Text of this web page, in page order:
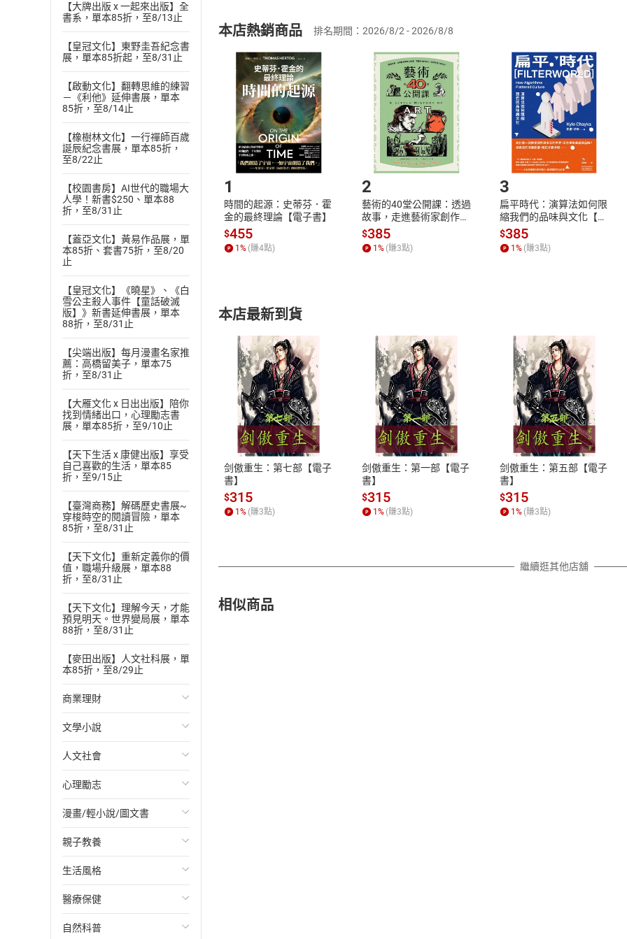
【大牌出版 x 一起來出版】全
書系，單本85折，至8/13止
【皇冠文化】東野圭吾紀念書
展，單本85折起，至8/31止
【啟動文化】翻轉思維的練習
－《利他》延伸書展，單本
85折，至8/14止
【橡樹林文化】一行禪師百歲
誕辰紀念書展，單本85折，
至8/22止
【校園書房】AI世代的職場大
人學！新書$250、單本88
折，至8/31止
【蓋亞文化】黃易作品展，單
本85折、套書75折，至8/20
止
【皇冠文化】《曉星》、《白
雪公主殺人事件【童話破滅
版】》新書延伸書展，單本
88折，至8/31止
【尖端出版】每月漫畫名家推
薦：高橋留美子，單本75
折，至8/31止
【大雁文化 x 日出出版】陪你
找到情緒出口，心理勵志書
展，單本85折，至9/10止
【天下生活 x 康健出版】享受
自己喜歡的生活，單本85
折，至9/15止
【臺灣商務】解碼歷史書展~
穿梭時空的閱讀冒險，單本
85折，至8/31止
【天下文化】重新定義你的價
值，職場升級展，單本88
折，至8/31止
【天下文化】理解今天，才能
預見明天。世界變局展，單本
88折，至8/31止
【麥田出版】人文社科展，單
本85折，至8/29止
商業理財
投資理財
經濟/趨勢
財務/金融
管理/領導
職場工作術
成功法
行銷/廣告
傳記
文學小說
歐美文學
日本文學
韓國文學
華文文學
經典文學
成長/家庭生活小說
懸疑/推理小說
人文社會
國際關係
政治
社會科學
台灣/中國歷史
日/韓歷史
其他歷史/史學
心理勵志
心靈成長/情緒
人際關係
兩性關係
心理學
漫畫/輕小說/圖文書
輕小說
奇幻/科幻
愛情故事
職場/社會寫實
親子教養
教育現場
兒童文學/故事
兒童科普/學習
生活風格
飲食/食譜
健身/美顏
醫療保健
健康/養生
自然科普
(二)消費者訂購本店鋪之商品即代表知悉本店鋪所銷售之商品為電子書，
且已下載/存取電子書，不得請求退貨退款。
退貨方式：您欲取消訂單或辦理退貨時，請登入樂天市場，並於「我的訂單
貨」，本店鋪將依您的申請進行審核，待審核通過後將為您辦理退款事宜。
請注意，樂天市場須以整筆訂單為單位進行取消/退貨，恕無法以單支商品取
挑選商品
Choose
放入購物車
Shopping cart
登入帳號
Login
購書後，如何開始使用？
Step1.選擇閱讀載具 Step2.登入
付款方式
ATM轉帳、信用卡、LINE PAY、AFTEE
退換貨規範
本店是否提供消費者保護法七日猶
之權利，遽消費者保護法及通訊交
除權合理例外情事適用準則，依商
質各有不同規定。詳細退換貨說明
照各商品說明。
本店熱銷商品 排名期間：2026/8/2 - 2026/8/8
1
時間的起源：史蒂芬．霍
金的最終理論【電子書】
$455
1% (賺4點)
2
藝術的40堂公開課：透過
故事，走進藝術家創作現
場，看藝術如何誕生、如
何形塑人類生活【電子
書】
$385
1% (賺3點)
3
扁平時代：演算法如何限
縮我們的品味與文化【電
子書】
$385
1% (賺3點)
本店最新到貨
剑傲重生：第七部【電子
書】
$315
1% (賺3點)
剑傲重生：第一部【電子
書】
$315
1% (賺3點)
剑傲重生：第五部【電子
書】
$315
1% (賺3點)
繼續逛其他店舖
相似商品